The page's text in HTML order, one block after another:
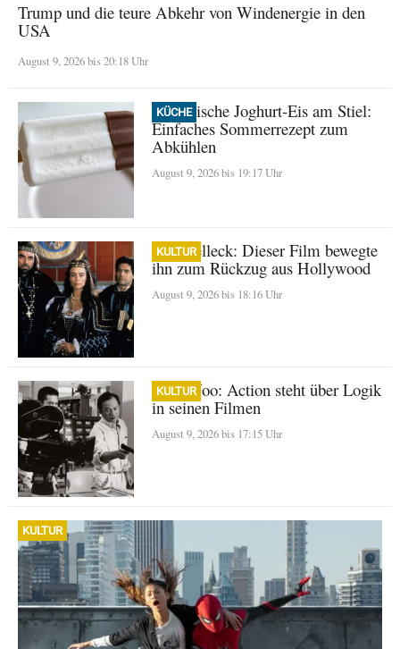
Trump und die teure Abkehr von Windenergie in den
USA
August 9, 2026 bis 20:18 Uhr
KÜCHE
Griechische Joghurt-Eis am Stiel:
Einfaches Sommerrezept zum
Abkühlen
August 9, 2026 bis 19:17 Uhr
KULTUR
Tom Selleck: Dieser Film bewegte
ihn zum Rückzug aus Hollywood
August 9, 2026 bis 18:16 Uhr
KULTUR
John Woo: Action steht über Logik
in seinen Filmen
August 9, 2026 bis 17:15 Uhr
KULTUR